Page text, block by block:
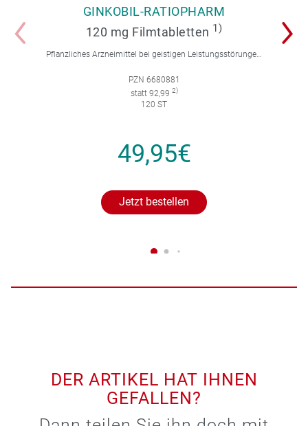
GINKOBIL-RATIOPHARM
120 mg Filmtabletten 1)
Pflanzliches Arzneimittel bei geistigen Leistungsstörungen und Durchblutungsstörungen.
PZN 6680881
statt 92,99 2)
120 ST
49,95€
Jetzt bestellen
DER ARTIKEL HAT IHNEN
GEFALLEN?